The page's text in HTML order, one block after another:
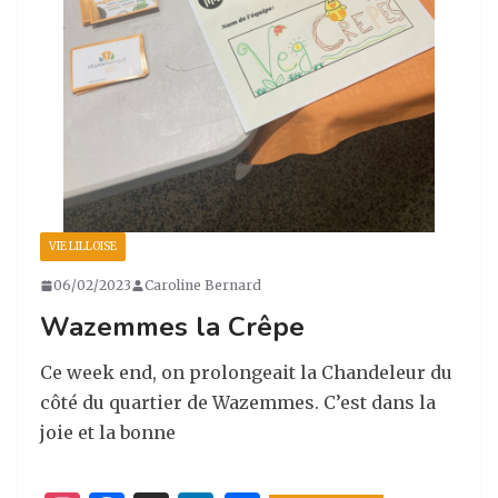
VIE LILLOISE
06/02/2023 Caroline Bernard
Wazemmes la Crêpe
Ce week end, on prolongeait la Chandeleur du
côté du quartier de Wazemmes. C’est dans la
joie et la bonne